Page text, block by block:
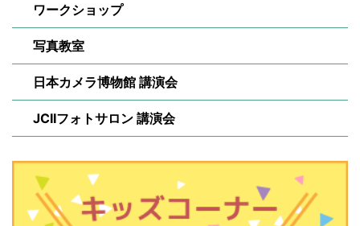
ワークショップ
写真教室
日本カメラ博物館 講演会
JCIIフォトサロン 講演会